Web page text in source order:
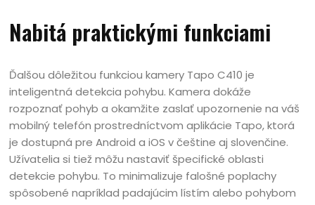
Nabitá praktickými funkciami
Ďalšou dôležitou funkciou kamery Tapo C410 je
inteligentná detekcia pohybu. Kamera dokáže
rozpoznať pohyb a okamžite zaslať upozornenie na váš
mobilný telefón prostredníctvom aplikácie Tapo, ktorá
je dostupná pre Android a iOS v češtine aj slovenčine.
Užívatelia si tiež môžu nastaviť špecifické oblasti
detekcie pohybu. To minimalizuje falošné poplachy
spôsobené napríklad padajúcim lístím alebo pohybom